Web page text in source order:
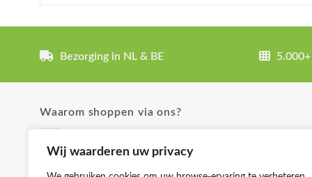
Wij waarderen uw privacy
Bezorging in NL & BE
Waarom shoppen via ons?
✓ Uitgebreide product omschrijvingen